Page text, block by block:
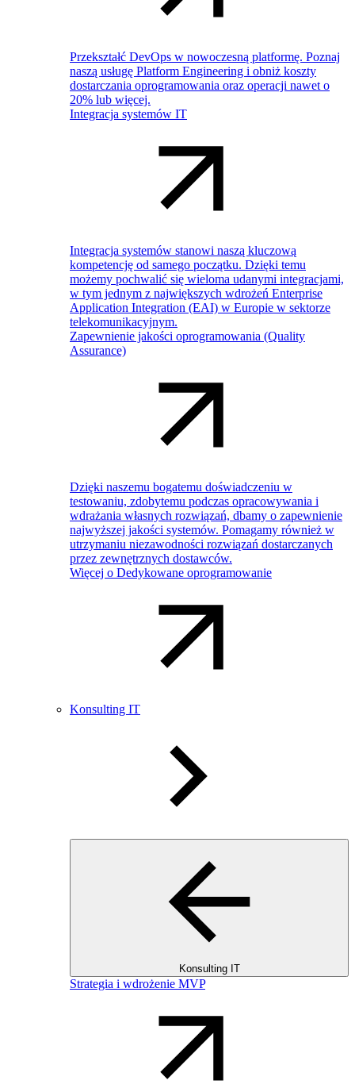
Przekształć DevOps w nowoczesną platformę. Poznaj
naszą usługę Platform Engineering i obniż koszty
dostarczania oprogramowania oraz operacji nawet o
20% lub więcej.
Integracja systemów IT
Integracja systemów stanowi naszą kluczową
kompetencję od samego początku. Dzięki temu
możemy pochwalić się wieloma udanymi integracjami,
w tym jednym z największych wdrożeń Enterprise
Application Integration (EAI) w Europie w sektorze
telekomunikacyjnym.
Zapewnienie jakości oprogramowania (Quality
Assurance)
Dzięki naszemu bogatemu doświadczeniu w
testowaniu, zdobytemu podczas opracowywania i
wdrażania własnych rozwiązań, dbamy o zapewnienie
najwyższej jakości systemów. Pomagamy również w
utrzymaniu niezawodności rozwiązań dostarczanych
przez zewnętrznych dostawców.
Więcej o Dedykowane oprogramowanie
Konsulting IT
Konsulting IT
Strategia i wdrożenie MVP